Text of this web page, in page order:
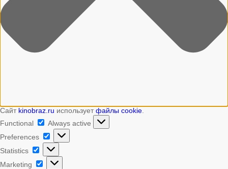
Сайт kinobraz.ru использует файлы cookie
Functional
Always active
Preferences
Preferences
Statistics
Statistics
Marketing
Marketing